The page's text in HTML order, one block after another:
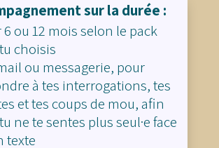
sur la durée :
6 ou 12 mois selon le pack
choisis
ou messagerie, pour
à tes interrogations, tes
et tes coups de mou, afin
ne te sentes plus seul·e face
texte